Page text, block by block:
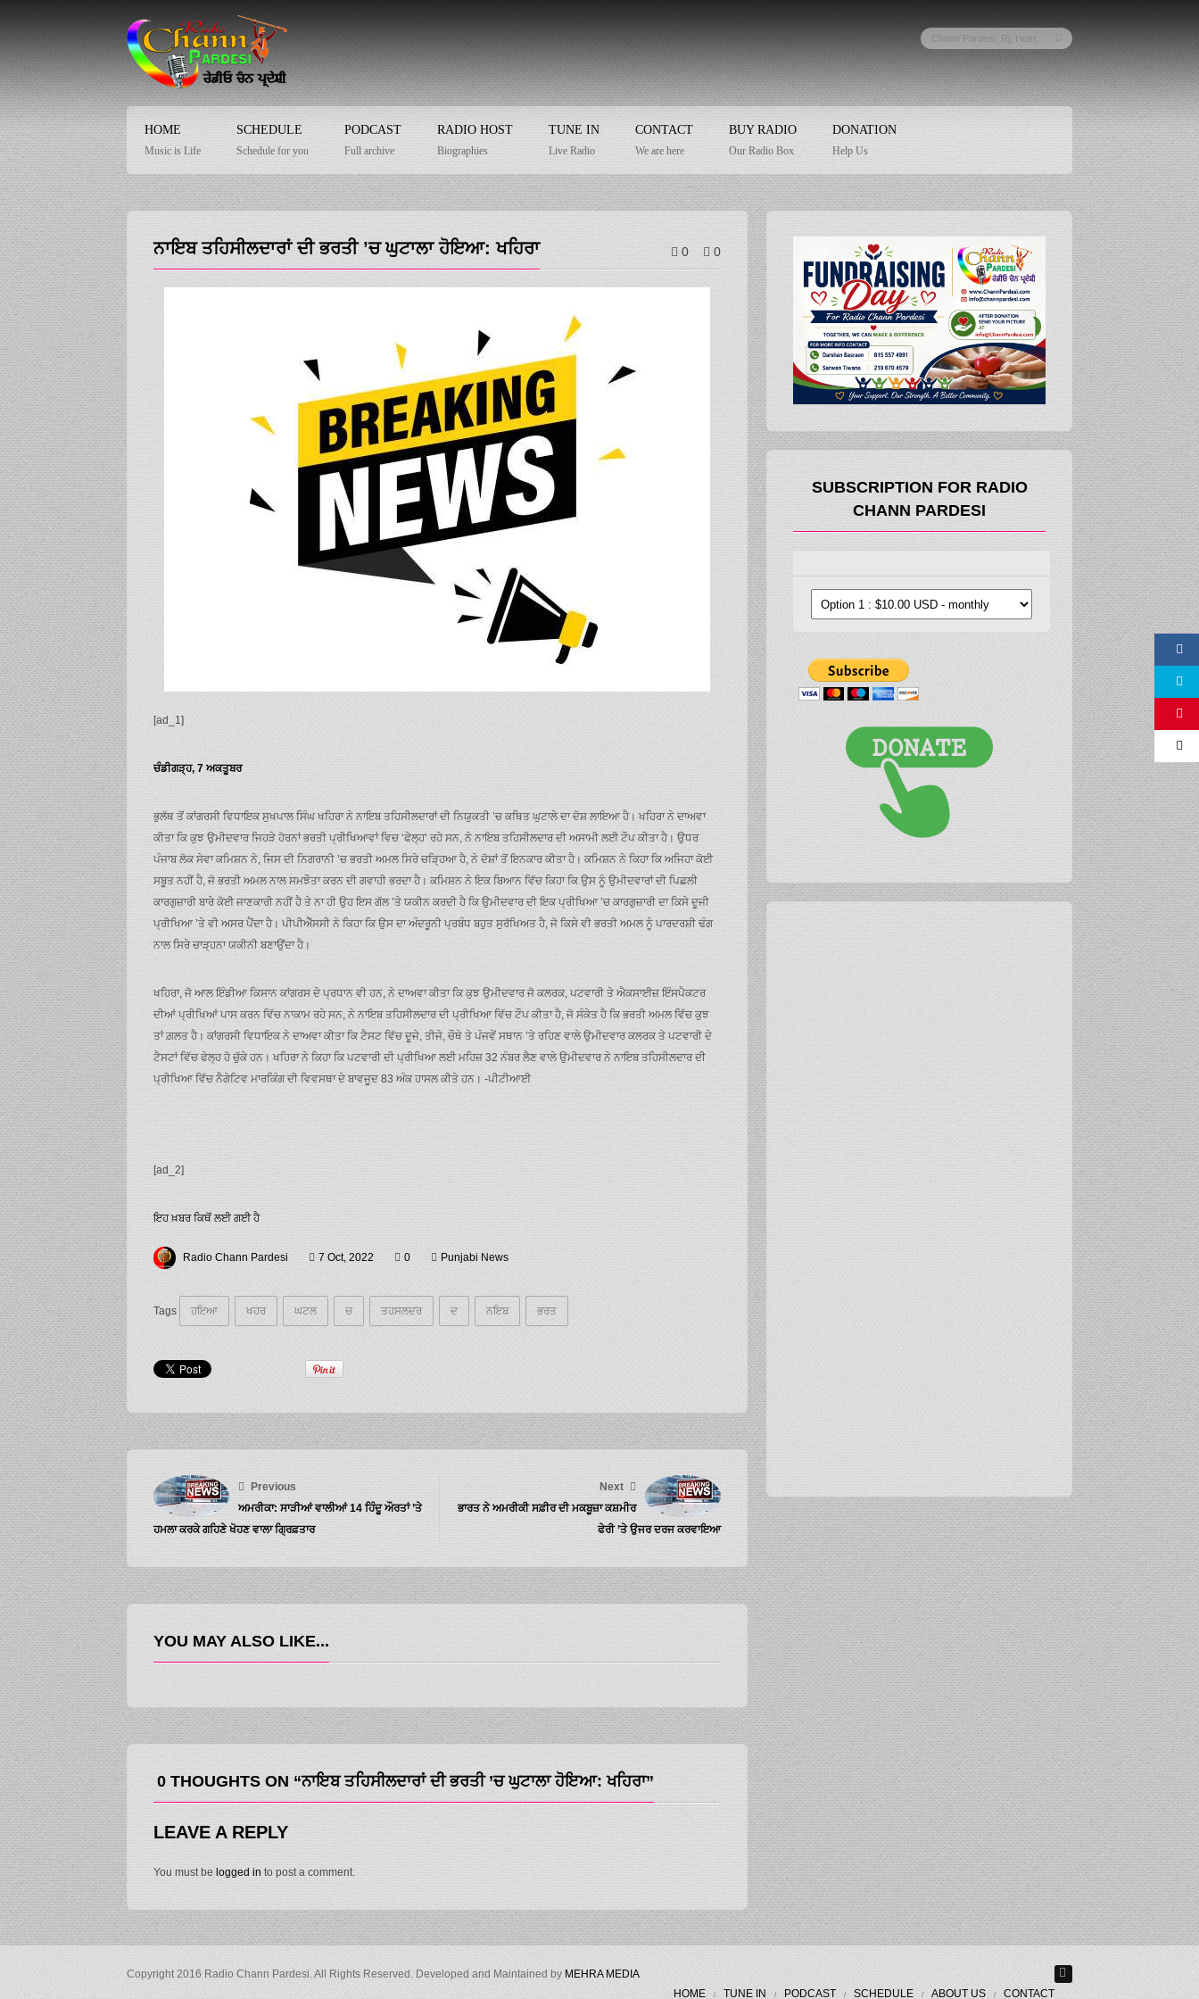
HOME
Music is Life
SCHEDULE
Schedule for you
PODCAST
Full archive
RADIO HOST
Biographies
TUNE IN
Live Radio
CONTACT
We are here
BUY RADIO
Our Radio Box
DONATION
Help Us
ਨਾਇਬ ਤਹਿਸੀਲਦਾਰਾਂ ਦੀ ਭਰਤੀ ’ਚ ਘੁਟਾਲਾ ਹੋਇਆ: ਖਹਿਰਾ 0 0
[ad_1]
ਚੰਡੀਗੜ੍ਹ, 7 ਅਕਤੂਬਰ
ਭੁਲੱਥ ਤੋਂ ਕਾਂਗਰਸੀ ਵਿਧਾਇਕ ਸੁਖਪਾਲ ਸਿੰਘ ਖਹਿਰਾ ਨੇ ਨਾਇਬ ਤਹਿਸੀਲਦਾਰਾਂ ਦੀ ਨਿਯੁਕਤੀ ’ਚ ਕਥਿਤ ਘੁਟਾਲੇ ਦਾ ਦੋਸ਼ ਲਾਇਆ ਹੈ। ਖਹਿਰਾ ਨੇ ਦਾਅਵਾ
ਕੀਤਾ ਕਿ ਕੁਝ ਉਮੀਦਵਾਰ ਜਿਹੜੇ ਹੋਰਨਾਂ ਭਰਤੀ ਪ੍ਰੀਖਿਆਵਾਂ ਵਿਚ ‘ਫੇਲ੍ਹ’ ਰਹੇ ਸਨ, ਨੇ ਨਾਇਬ ਤਹਿਸੀਲਦਾਰ ਦੀ ਅਸਾਮੀ ਲਈ ਟੌਪ ਕੀਤਾ ਹੈ। ਉਧਰ
ਪੰਜਾਬ ਲੋਕ ਸੇਵਾ ਕਮਿਸ਼ਨ ਨੇ, ਜਿਸ ਦੀ ਨਿਗਰਾਨੀ ’ਚ ਭਰਤੀ ਅਮਲ ਸਿਰੇ ਚੜ੍ਹਿਆ ਹੈ, ਨੇ ਦੋਸ਼ਾਂ ਤੋਂ ਇਨਕਾਰ ਕੀਤਾ ਹੈ। ਕਮਿਸ਼ਨ ਨੇ ਕਿਹਾ ਕਿ ਅਜਿਹਾ ਕੋਈ
ਸਬੂਤ ਨਹੀਂ ਹੈ, ਜੋ ਭਰਤੀ ਅਮਲ ਨਾਲ ਸਮਝੌਤਾ ਕਰਨ ਦੀ ਗਵਾਹੀ ਭਰਦਾ ਹੈ। ਕਮਿਸ਼ਨ ਨੇ ਇਕ ਬਿਆਨ ਵਿੱਚ ਕਿਹਾ ਕਿ ਉਸ ਨੂੰ ਉਮੀਦਵਾਰਾਂ ਦੀ ਪਿਛਲੀ
ਕਾਰਗੁਜ਼ਾਰੀ ਬਾਰੇ ਕੋਈ ਜਾਣਕਾਰੀ ਨਹੀਂ ਹੈ ਤੇ ਨਾ ਹੀ ਉਹ ਇਸ ਗੱਲ ’ਤੇ ਯਕੀਨ ਕਰਦੀ ਹੈ ਕਿ ਉਮੀਦਵਾਰ ਦੀ ਇਕ ਪ੍ਰੀਖਿਆ ’ਚ ਕਾਰਗੁਜ਼ਾਰੀ ਦਾ ਕਿਸੇ ਦੂਜੀ
ਪ੍ਰੀਖਿਆ ’ਤੇ ਵੀ ਅਸਰ ਪੈਂਦਾ ਹੈ। ਪੀਪੀਐੱਸਸੀ ਨੇ ਕਿਹਾ ਕਿ ਉਸ ਦਾ ਅੰਦਰੂਨੀ ਪ੍ਰਬੰਧ ਬਹੁਤ ਸੁਰੱਖਿਅਤ ਹੈ, ਜੋ ਕਿਸੇ ਵੀ ਭਰਤੀ ਅਮਲ ਨੂੰ ਪਾਰਦਰਸ਼ੀ ਢੰਗ
ਨਾਲ ਸਿਰੇ ਚਾੜ੍ਹਨਾ ਯਕੀਨੀ ਬਣਾਉਂਦਾ ਹੈ।
ਖਹਿਰਾ, ਜੋ ਆਲ ਇੰਡੀਆ ਕਿਸਾਨ ਕਾਂਗਰਸ ਦੇ ਪ੍ਰਧਾਨ ਵੀ ਹਨ, ਨੇ ਦਾਅਵਾ ਕੀਤਾ ਕਿ ਕੁਝ ਉਮੀਦਵਾਰ ਜੋ ਕਲਰਕ, ਪਟਵਾਰੀ ਤੇ ਐਕਸਾਈਜ਼ ਇੰਸਪੈਕਟਰ
ਦੀਆਂ ਪ੍ਰੀਖਿਆਂ ਪਾਸ ਕਰਨ ਵਿੱਚ ਨਾਕਾਮ ਰਹੇ ਸਨ, ਨੇ ਨਾਇਬ ਤਹਿਸੀਲਦਾਰ ਦੀ ਪ੍ਰੀਖਿਆ ਵਿੱਚ ਟੌਪ ਕੀਤਾ ਹੈ, ਜੋ ਸੰਕੇਤ ਹੈ ਕਿ ਭਰਤੀ ਅਮਲ ਵਿੱਚ ਕੁਝ
ਤਾਂ ਗ਼ਲਤ ਹੈ। ਕਾਂਗਰਸੀ ਵਿਧਾਇਕ ਨੇ ਦਾਅਵਾ ਕੀਤਾ ਕਿ ਟੈਸਟ ਵਿੱਚ ਦੂਜੇ, ਤੀਜੇ, ਚੌਥੇ ਤੇ ਪੰਜਵੇਂ ਸਥਾਨ ’ਤੇ ਰਹਿਣ ਵਾਲੇ ਉਮੀਦਵਾਰ ਕਲਰਕ ਤੇ ਪਟਵਾਰੀ ਦੇ
ਟੈਸਟਾਂ ਵਿੱਚ ਫੇਲ੍ਹ ਹੋ ਚੁੱਕੇ ਹਨ। ਖਹਿਰਾ ਨੇ ਕਿਹਾ ਕਿ ਪਟਵਾਰੀ ਦੀ ਪ੍ਰੀਖਿਆ ਲਈ ਮਹਿਜ਼ 32 ਨੰਬਰ ਲੈਣ ਵਾਲੇ ਉਮੀਦਵਾਰ ਨੇ ਨਾਇਬ ਤਹਿਸੀਲਦਾਰ ਦੀ
ਪ੍ਰੀਖਿਆ ਵਿੱਚ ਨੈਗੇਟਿਵ ਮਾਰਕਿੰਗ ਦੀ ਵਿਵਸਥਾ ਦੇ ਬਾਵਜੂਦ 83 ਅੰਕ ਹਾਸਲ ਕੀਤੇ ਹਨ। -ਪੀਟੀਆਈ
[ad_2]
ਇਹ ਖ਼ਬਰ ਕਿਥੋਂ ਲਈ ਗਈ ਹੈ
Radio Chann Pardesi 7 Oct, 2022 0 Punjabi News
Tags ਹਇਆ ਖਹਰ ਘਟਲ ਚ ਤਹਸਲਦਰ ਦ ਨਇਬ ਭਰਤ
Previous
ਅਮਰੀਕਾ: ਸਾੜੀਆਂ ਵਾਲੀਆਂ 14 ਹਿੰਦੂ ਔਰਤਾਂ ’ਤੇ
ਹਮਲਾ ਕਰਕੇ ਗਹਿਣੇ ਖੋਹਣ ਵਾਲਾ ਗ੍ਰਿਫ਼ਤਾਰ
Next
ਭਾਰਤ ਨੇ ਅਮਰੀਕੀ ਸਫ਼ੀਰ ਦੀ ਮਕਬੂਜ਼ਾ ਕਸ਼ਮੀਰ
ਫੇਰੀ ’ਤੇ ਉਜਰ ਦਰਜ ਕਰਵਾਇਆ
YOU MAY ALSO LIKE...
0 THOUGHTS ON “ਨਾਇਬ ਤਹਿਸੀਲਦਾਰਾਂ ਦੀ ਭਰਤੀ ’ਚ ਘੁਟਾਲਾ ਹੋਇਆ: ਖਹਿਰਾ”
LEAVE A REPLY
You must be logged in to post a comment.
SUBSCRIPTION FOR RADIO
CHANN PARDESI
Copyright 2016 Radio Chann Pardesi. All Rights Reserved. Developed and Maintained by MEHRA MEDIA
HOME
TUNE IN PODCAST SCHEDULE ABOUT US CONTACT